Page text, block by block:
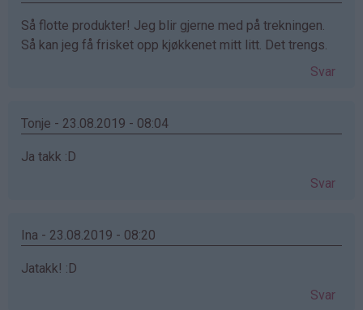
Så flotte produkter! Jeg blir gjerne med på trekningen.
Så kan jeg få frisket opp kjøkkenet mitt litt. Det trengs.
Svar
Tonje - 23.08.2019 - 08:04
Ja takk :D
Svar
Ina - 23.08.2019 - 08:20
Jatakk! :D
Svar